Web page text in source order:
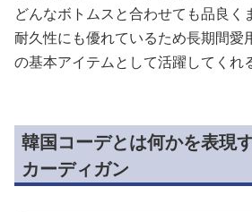
どんなボトムスと合わせても品良く
耐久性にも優れているため長期間愛
の基本アイテムとして活躍してくれ
韓国コーデとは何かを表現
カーディガン